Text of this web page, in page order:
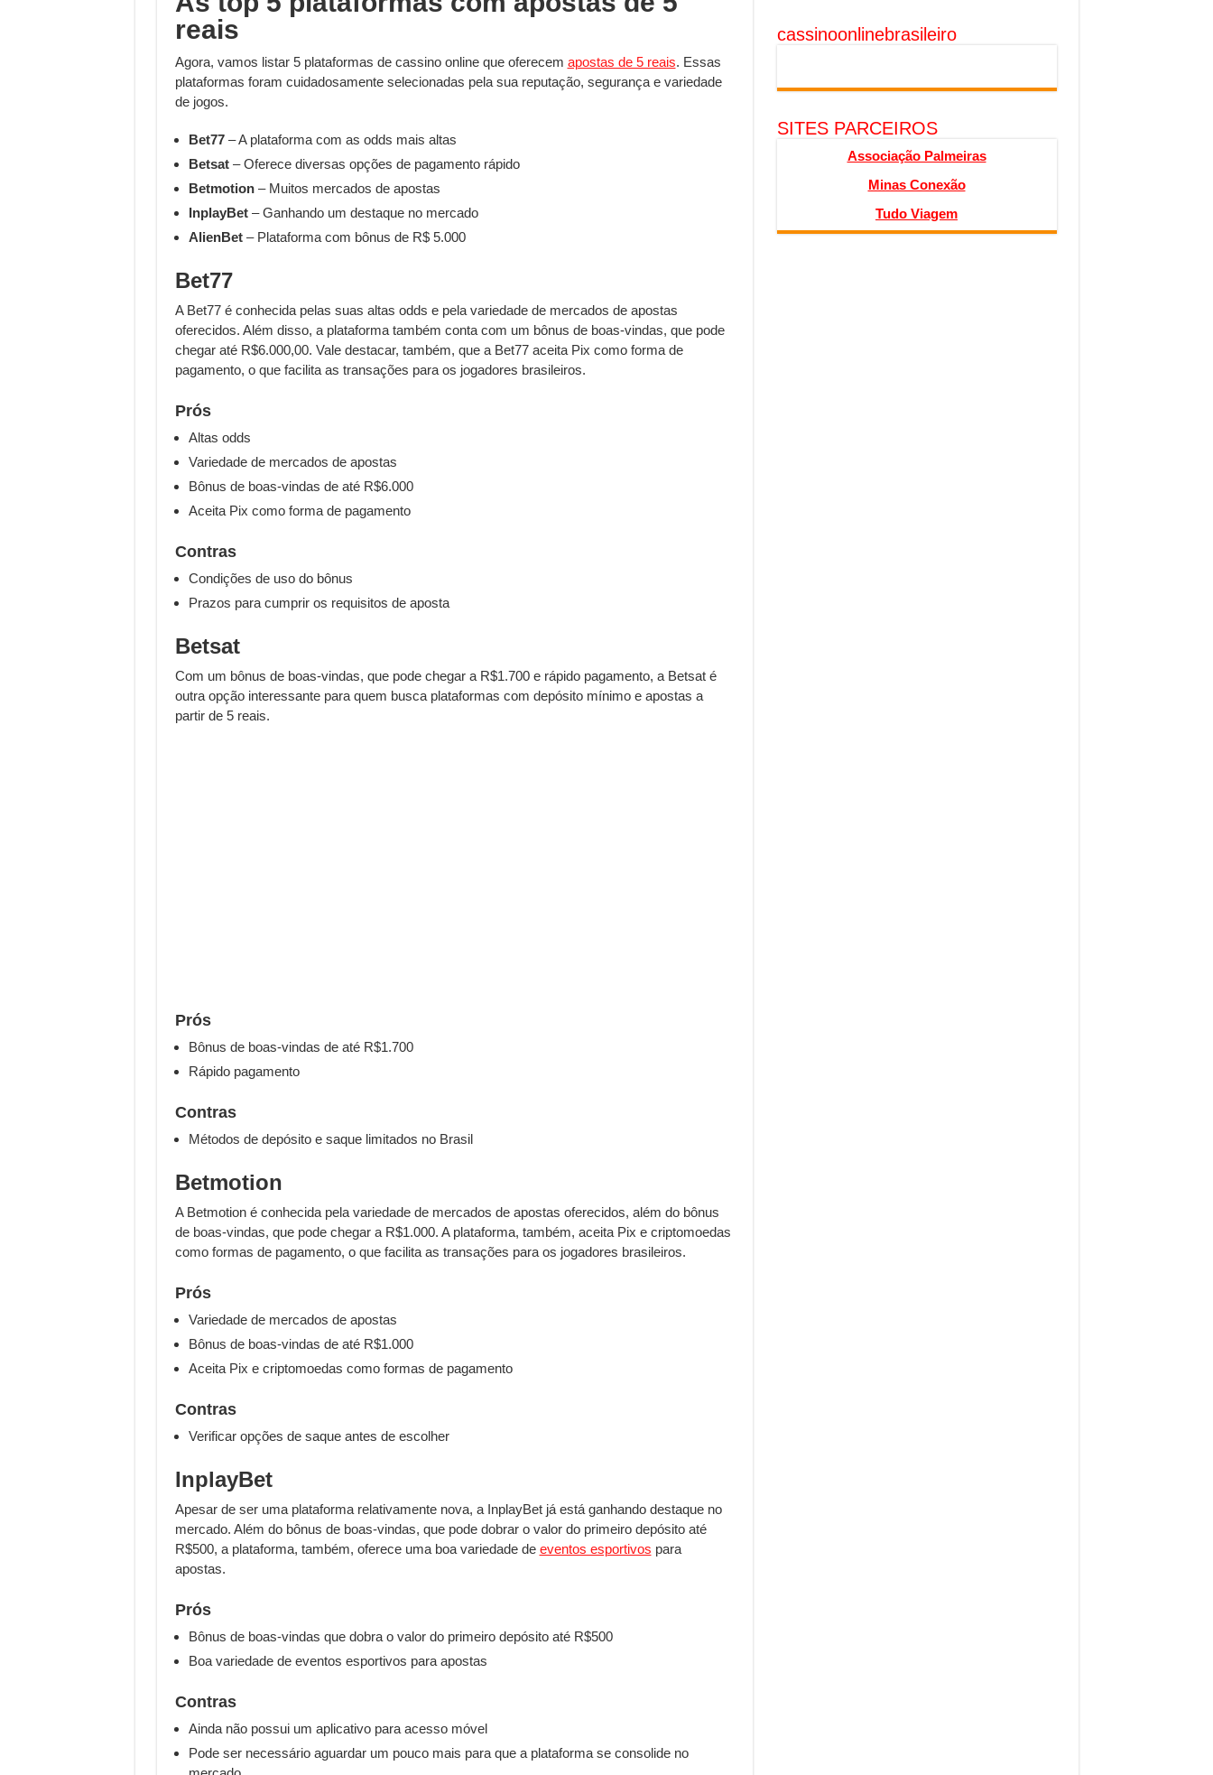
reais
Agora, vamos listar 5 plataformas de cassino online que oferecem apostas de 5 reais. Essas
plataformas foram cuidadosamente selecionadas pela sua reputação, segurança e variedade
de jogos.
Bet77– A plataforma com as odds mais altas
Betsat– Oferece diversas opções de pagamento rápido
Betmotion– Muitos mercados de apostas
InplayBet– Ganhando um destaque no mercado
AlienBet– Plataforma com bônus de R$ 5.000
Bet77
A Bet77 é conhecida pelas suas altas odds e pela variedade de mercados de apostas
oferecidos. Além disso, a plataforma também conta com um bônus de boas-vindas, que pode
chegar até R$6.000,00. Vale destacar, também, que a Bet77 aceita Pix como forma de
pagamento, o que facilita as transações para os jogadores brasileiros.
Prós
Altas odds
Variedade de mercados de apostas
Bônus de boas-vindas de até R$6.000
Aceita Pix como forma de pagamento
Contras
Condições de uso do bônus
Prazos para cumprir os requisitos de aposta
Betsat
Com um bônus de boas-vindas, que pode chegar a R$1.700 e rápido pagamento, a Betsat é
outra opção interessante para quem busca plataformas com depósito mínimo e apostas a
partir de 5 reais.
Prós
Bônus de boas-vindas de até R$1.700
Rápido pagamento
Contras
Métodos de depósito e saque limitados no Brasil
Betmotion
A Betmotion é conhecida pela variedade de mercados de apostas oferecidos, além do bônus
de boas-vindas, que pode chegar a R$1.000. A plataforma, também, aceita Pix e criptomoedas
como formas de pagamento, o que facilita as transações para os jogadores brasileiros.
Prós
Variedade de mercados de apostas
Bônus de boas-vindas de até R$1.000
Aceita Pix e criptomoedas como formas de pagamento
Contras
Verificar opções de saque antes de escolher
InplayBet
Apesar de ser uma plataforma relativamente nova, a InplayBet já está ganhando destaque no
mercado. Além do bônus de boas-vindas, que pode dobrar o valor do primeiro depósito até
R$500, a plataforma, também, oferece uma boa variedade de eventos esportivos para
apostas.
Prós
Bônus de boas-vindas que dobra o valor do primeiro depósito até R$500
Boa variedade de eventos esportivos para apostas
Contras
Ainda não possui um aplicativo para acesso móvel
Pode ser necessário aguardar um pouco mais para que a plataforma se consolide no
cassinoonlinebrasileiro
SITES PARCEIROS
Associação Palmeiras
Minas Conexão
Tudo Viagem